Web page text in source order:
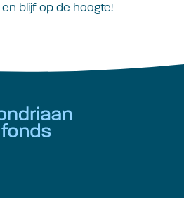
en blijf op de hoogte!